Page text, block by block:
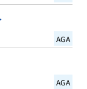
AGA
AGA